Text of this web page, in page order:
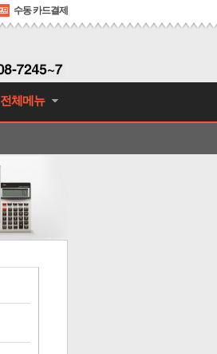
수동 카드결제
전체메뉴